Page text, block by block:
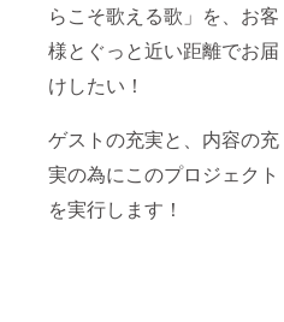
らこそ歌える歌」を、お客
様とぐっと近い距離でお届
けしたい！
ゲストの充実と、内容の充
実の為にこのプロジェクト
を実行します！